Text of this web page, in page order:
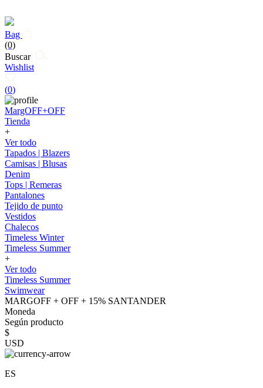
Bag
(0)
Buscar
Wishlist
(0)
MargOFF+OFF
Tienda
+
Ver todo
Tapados | Blazers
Camisas | Blusas
Denim
Tops | Remeras
Pantalones
Tejido de punto
Vestidos
Chalecos
Timeless Winter
Timeless Summer
+
Ver todo
Timeless Summer
Swimwear
MARGOFF + OFF + 15% SANTANDER
Moneda
Según producto
$
USD
ES